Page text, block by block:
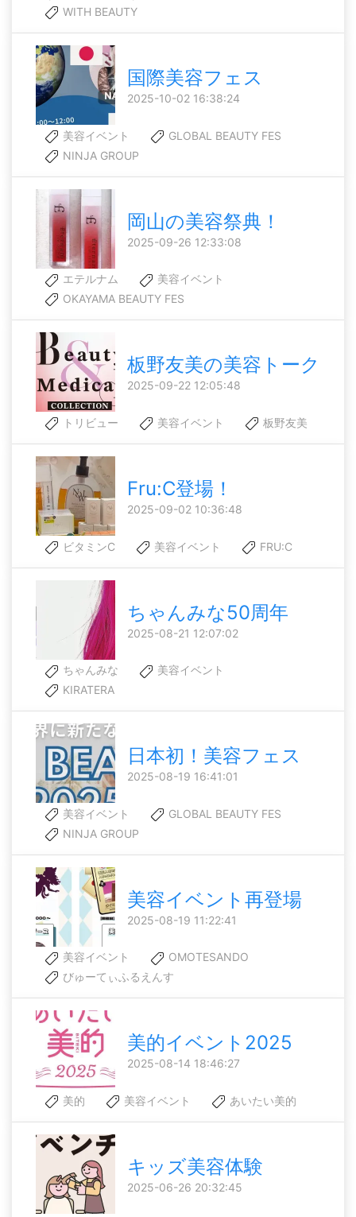
WITH BEAUTY
国際美容フェス
2025-10-02 16:38:24
美容イベント
GLOBAL BEAUTY FES
NINJA GROUP
岡山の美容祭典！
2025-09-26 12:33:08
エテルナム
美容イベント
OKAYAMA BEAUTY FES
板野友美の美容トーク
2025-09-22 12:05:48
トリビュー 美容イベント 板野友美
Fru:C登場！
2025-09-02 10:36:48
ビタミンC 美容イベント FRU:C
ちゃんみな50周年
2025-08-21 12:07:02
ちゃんみな
美容イベント
KIRATERA
日本初！美容フェス
2025-08-19 16:41:01
美容イベント
GLOBAL BEAUTY FES
NINJA GROUP
美容イベント再登場
2025-08-19 11:22:41
美容イベント
OMOTESANDO
びゅーてぃふるえんす
美的イベント2025
2025-08-14 18:46:27
美的 美容イベント あいたい美的
キッズ美容体験
2025-06-26 20:32:45